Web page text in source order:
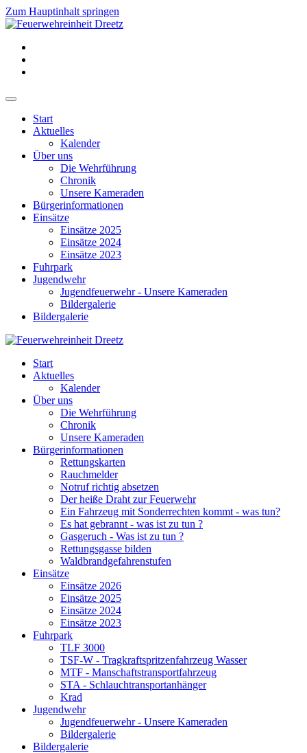
Zum Hauptinhalt springen
Start
Aktuelles
Kalender
Über uns
Die Wehrführung
Chronik
Unsere Kameraden
Bürgerinformationen
Einsätze
Einsätze 2025
Einsätze 2024
Einsätze 2023
Fuhrpark
Jugendwehr
Jugendfeuerwehr - Unsere Kameraden
Bildergalerie
Bildergalerie
Start
Aktuelles
Kalender
Über uns
Die Wehrführung
Chronik
Unsere Kameraden
Bürgerinformationen
Rettungskarten
Rauchmelder
Notruf richtig absetzen
Der heiße Draht zur Feuerwehr
Ein Fahrzeug mit Sonderrechten kommt - was tun?
Es hat gebrannt - was ist zu tun ?
Gasgeruch - Was ist zu tun ?
Rettungsgasse bilden
Waldbrandgefahrenstufen
Einsätze
Einsätze 2026
Einsätze 2025
Einsätze 2024
Einsätze 2023
Fuhrpark
TLF 3000
TSF-W - Tragkraftspritzenfahrzeug Wasser
MTF - Manschaftstransportfahrzeug
STA - Schlauchtransportanhänger
Krad
Jugendwehr
Jugendfeuerwehr - Unsere Kameraden
Bildergalerie
Bildergalerie